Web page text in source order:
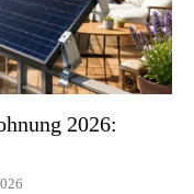
2026: